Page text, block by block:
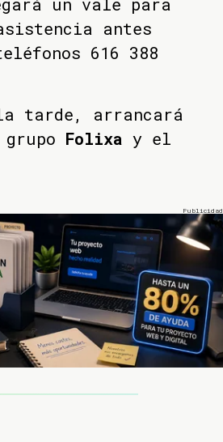
antes
616 388
tarde, arrancará
Folixa y el